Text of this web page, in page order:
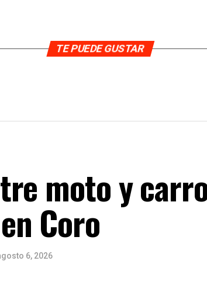
TE PUEDE GUSTAR
moto y
Coro
6, 2026